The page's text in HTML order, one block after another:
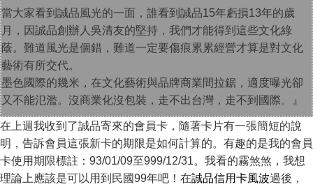
當大家看到誠品風光的一面，誰看到誠品15年虧損13年的歲
月，因誠品創辦人吳清友的堅持，我們才能得到這些文化綠
蔭。難道風光是個錯，難道一定要傷痕累累經營才算是對文化
藝術有所交代。
墨色國際的幾米，在文化藝術與品牌商業間拉鋸，適度曝光卻
又不能氾濫。沒商業化沒包裝，走不出台灣，走不到國際。』
在上週我收到了誠品寄來的會員卡，隨著卡片有一張簡短的說
明，告訴會員這張新卡的期限是如何計算的。有趣的是我的會員
卡使用期限標註：93/01/09至999/12/31。我看的霧煞煞，我想
理論上應該是可以用到民國99年吧！在誠品信用卡風波過後，